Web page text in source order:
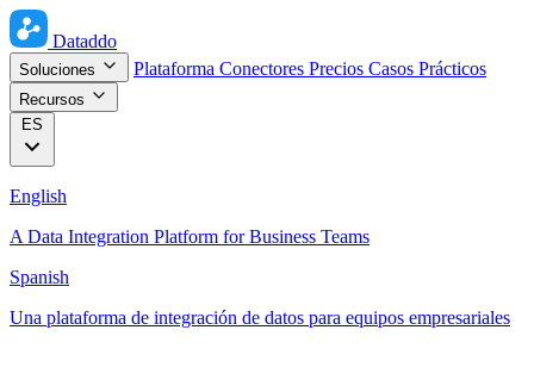
Dataddo
Soluciones Plataforma Conectores Precios Casos Prácticos
Recursos
ES
English
A Data Integration Platform for Business Teams
Spanish
Una plataforma de integración de datos para equipos empresariales